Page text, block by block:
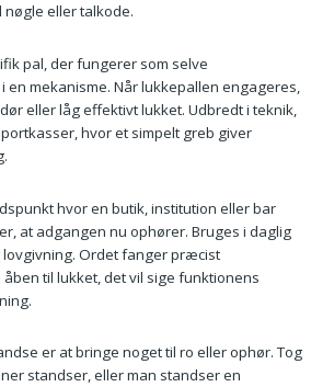
nøgle eller talkode.
pal, der fungerer som selve
en mekanisme. Når lukkepallen engageres,
eller låg effektivt lukket. Udbredt i teknik,
hvor et simpelt greb giver
hvor en butik, institution eller bar
at adgangen nu ophører. Bruges i daglig
lovgivning. Ordet fanger præcist
til lukket, det vil sige funktionens
er at bringe noget til ro eller ophør. Tog
standser, eller man standser en